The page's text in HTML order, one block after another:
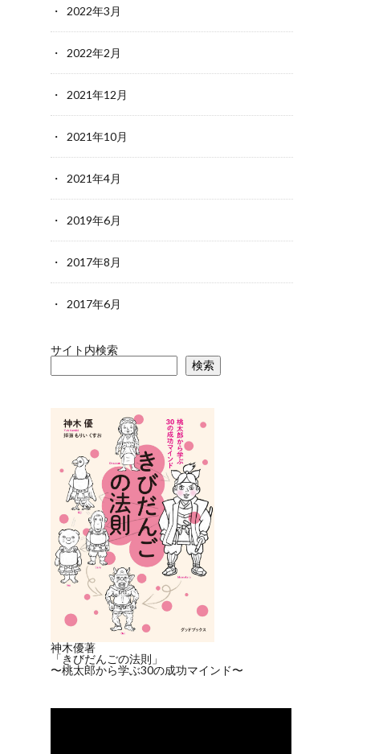
2022年3月
2022年2月
2021年12月
2021年10月
2021年4月
2019年6月
2017年8月
2017年6月
サイト内検索
検索
神木優著
「きびだんごの法則」
〜桃太郎から学ぶ30の成功マインド〜